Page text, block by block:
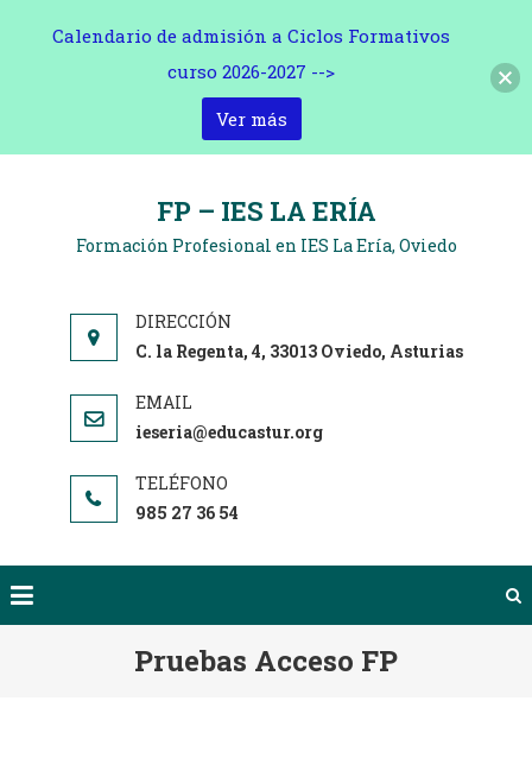
contenido
FP – IES LA ERÍA
Formación Profesional en IES La Ería, Oviedo
C. la Regenta, 4, 33013 Oviedo, Asturias
ieseria@educastur.org
985 27 36 54
Pruebas Acceso FP
Calendario de admisión a Ciclos Formativos
curso 2026-2027 -->
Ver más